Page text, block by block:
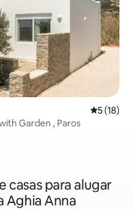
5 de uma
5 (18)
Garden , Paros
casas para alugar
Aghia Anna